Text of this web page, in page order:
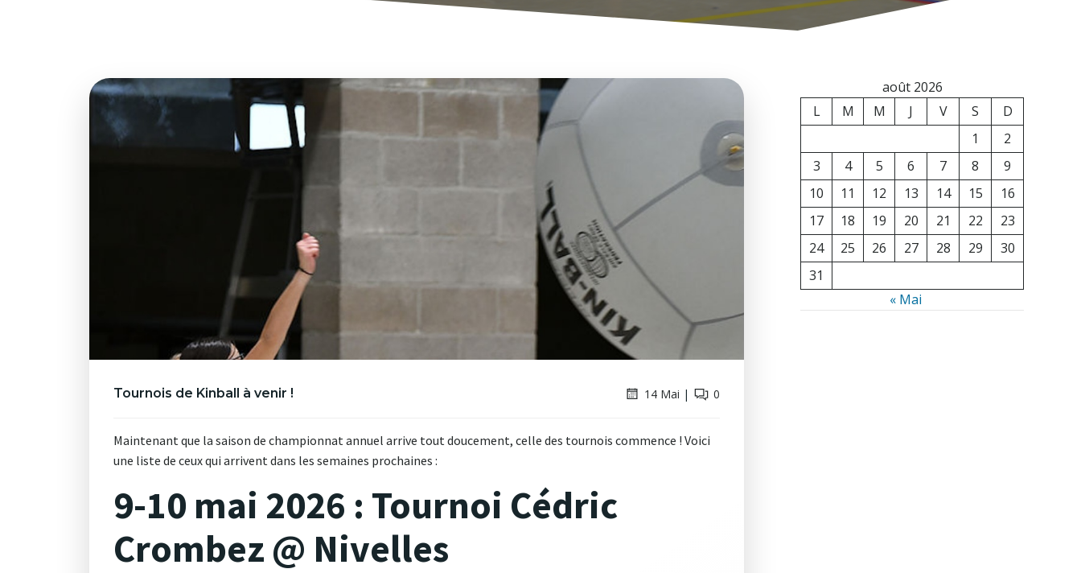
Tournois de Kinball à venir ! 14 Mai | 0
Maintenant que la saison de championnat annuel arrive tout doucement, celle des tournois commence ! Voici
une liste de ceux qui arrivent dans les semaines prochaines :
9-10 mai 2026 : Tournoi Cédric
Crombez @ Nivelles
août 2026
L
M M J V S
D
1
2
3
4 5 6 7 8
9
10
11 12 13 14 15
16
17
18 19 20 21 22
23
24
25 26 27 28 29
30
31
« Mai